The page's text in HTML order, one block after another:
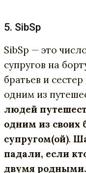
5. SibSp
SibSp — это
супругов на
братьев и
одним из
людей
одним из своих
супругом(ой). Ш
падали, если
двумя родными.